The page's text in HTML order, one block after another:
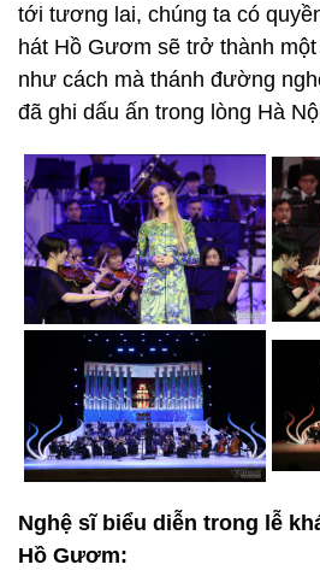
tới tương lai, chúng ta có
hát Hồ Gươm sẽ trở thành
như cách mà thánh đường
đã ghi dấu ấn trong lòng Hà
Nghệ sĩ biểu diễn trong lễ
Hồ Gươm: